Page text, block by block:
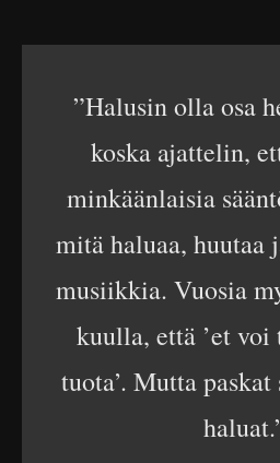
”Halusin olla osa
koska ajattelin,
minkäänlaisia
mitä haluaa, huutaa
musiikkia. Vuosia
kuulla, että ’et voi
tuota’. Mutta